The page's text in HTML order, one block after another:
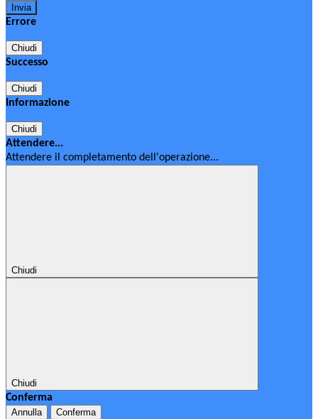
Errore
Chiudi
Successo
Chiudi
Informazione
Chiudi
Attendere...
Attendere il completamento dell'operazione...
Chiudi
Chiudi
Conferma
Annulla Conferma